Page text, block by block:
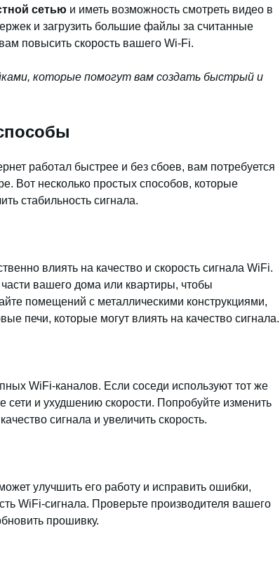
сетью и иметь возможность смотреть видео в
и загрузить большие файлы за считанные
повысить скорость вашего Wi-Fi.
которые помогут вам создать быстрый и
работал быстрее и без сбоев, вам потребуется
Вот несколько простых способов, которые
стабильность сигнала.
влиять на качество и скорость сигнала WiFi.
вашего дома или квартиры, чтобы
помещений с металлическими конструкциями,
печи, которые могут влиять на качество сигнала.
WiFi-каналов. Если соседи используют тот же
сети и ухудшению скорости. Попробуйте изменить
сигнала и увеличить скорость.
улучшить его работу и исправить ошибки,
WiFi-сигнала. Проверьте производителя вашего
прошивку.